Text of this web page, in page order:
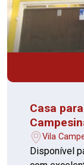
Casa para
Vila
Disponível